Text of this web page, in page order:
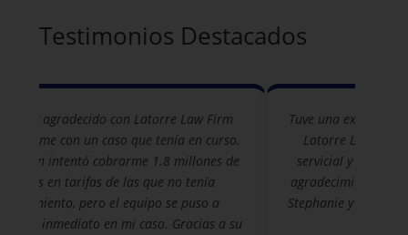
Testimonios Destacados
muy agradecido con Latorre Law Firm
con un caso que tenía en curso.
intentó cobrarme 1.8 millones de
dólares en tarifas de las que no tenía
pero el equipo se puso a
de inmediato en mi caso. Gracias a su
Tuve una excelente
Latorre Law
servicial y la
agradecimiento
Stephanie y